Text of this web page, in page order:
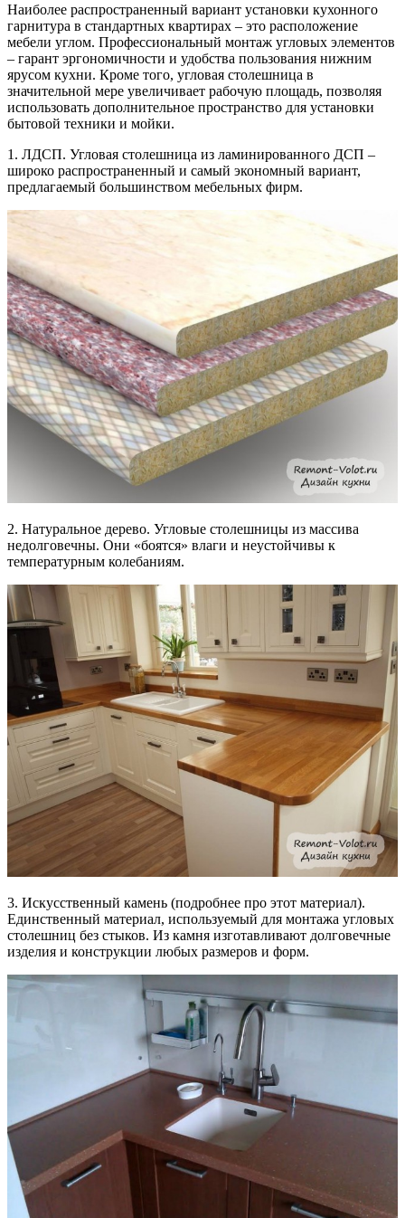
Наиболее распространенный вариант установки кухонного
гарнитура в стандартных квартирах – это расположение
мебели углом. Профессиональный монтаж угловых элементов
– гарант эргономичности и удобства пользования нижним
ярусом кухни. Кроме того, угловая столешница в
значительной мере увеличивает рабочую площадь, позволяя
использовать дополнительное пространство для установки
бытовой техники и мойки.
1. ЛДСП. Угловая столешница из ламинированного ДСП –
широко распространенный и самый экономный вариант,
предлагаемый большинством мебельных фирм.
2. Натуральное дерево. Угловые столешницы из массива
недолговечны. Они «боятся» влаги и неустойчивы к
температурным колебаниям.
3. Искусственный камень (подробнее про этот материал).
Единственный материал, используемый для монтажа угловых
столешниц без стыков. Из камня изготавливают долговечные
изделия и конструкции любых размеров и форм.